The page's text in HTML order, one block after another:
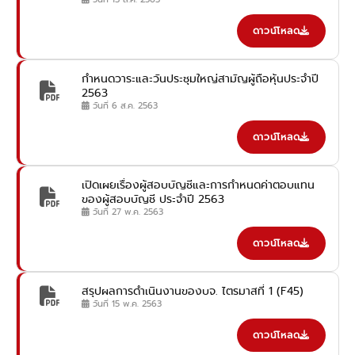
ดาวน์โหลด
กำหนดวาระและวันประชุมใหญ่สามัญผู้ถือหุ้นประจำปี
2563
วันที่ 6 ส.ค. 2563
ดาวน์โหลด
เปิดเผยเรื่องผู้สอบบัญชีและการกำหนดค่าตอบแทน
ของผู้สอบบัญชี ประจำปี 2563
วันที่ 27 พ.ค. 2563
ดาวน์โหลด
สรุปผลการดำเนินงานของบจ. ไตรมาสที่ 1 (F45)
วันที่ 15 พ.ค. 2563
ดาวน์โหลด